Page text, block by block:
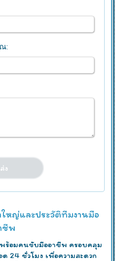
:
ใหญ่และประวัติทีมงานมือ
ชีพ
พร้อมคนขับมืออาชีพ ครอบคลุม
24 ชั่วโมง เพื่อความสะดวก